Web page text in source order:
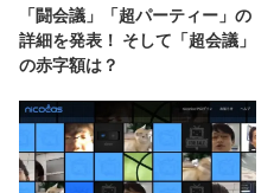
「闘会議」「超パーティー」の
詳細を発表！ そして「超会議」
の赤字額は？